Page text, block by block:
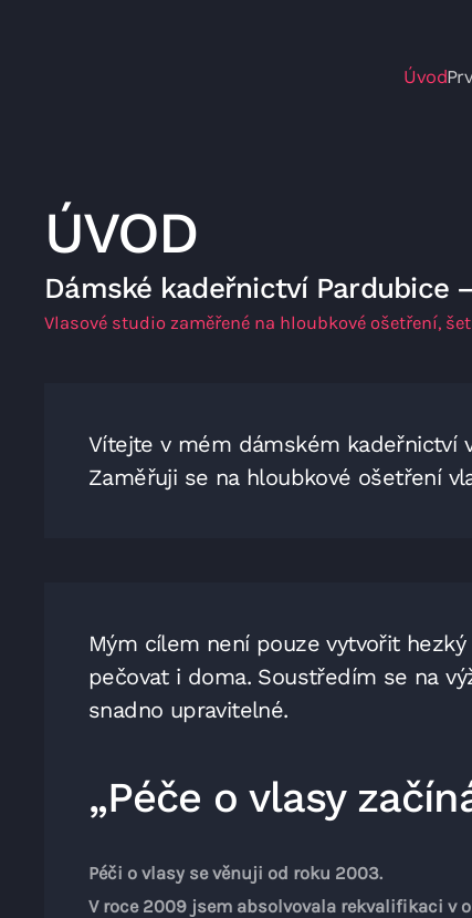
Úvod
ÚVOD
Dámské kadeřnictví Pardubice
Vlasové studio zaměřené na hloubkové ošetření,
Vítejte v mém dámském kadeřnictví
Zaměřuji se na hloubkové ošetření
Mým cílem není pouze vytvořit
pečovat i doma. Soustředím se na
snadno upravitelné.
„Péče o vlasy
Péči o vlasy se věnuji od roku 2003.
V roce 2009 jsem absolvovala rekvalifikaci v